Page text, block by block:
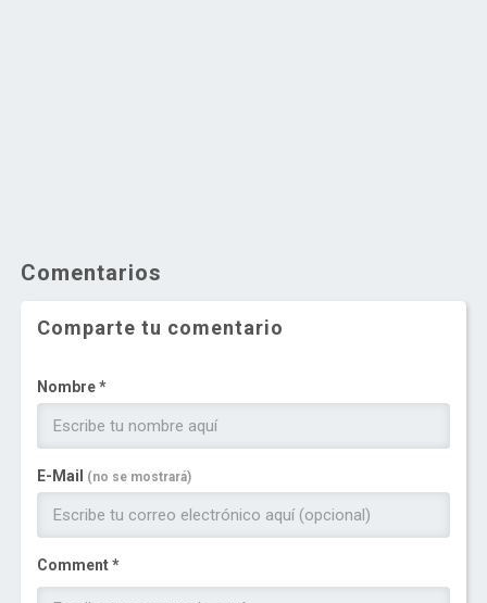
Comentarios
Comparte tu comentario
Nombre *
E-Mail (no se mostrará)
Comment *